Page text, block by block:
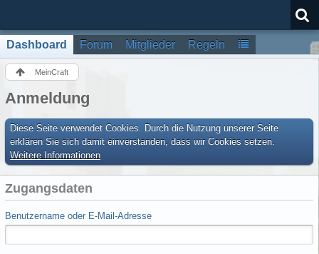
Dashboard Forum Mitglieder Regeln
MeinCraft
Anmeldung
Diese Seite verwendet Cookies. Durch die Nutzung unserer Seite
erklären Sie sich damit einverstanden, dass wir Cookies setzen.
Weitere Informationen
Zugangsdaten
Benutzername oder E-Mail-Adresse